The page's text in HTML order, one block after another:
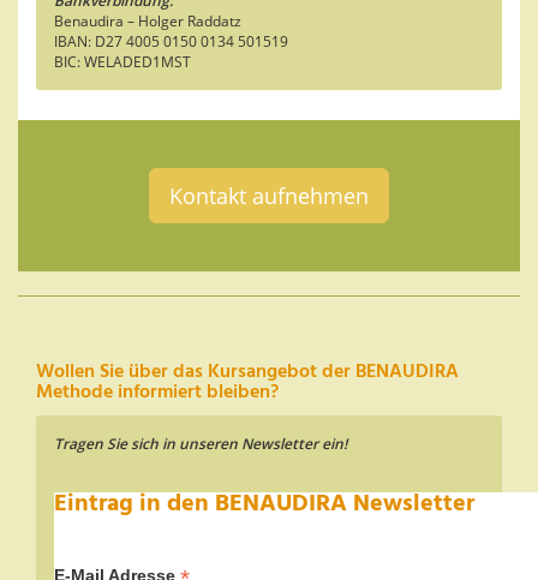
Benaudira – Holger Raddatz
IBAN: D27 4005 0150 0134 501519
BIC: WELADED1MST
Kontakt aufnehmen
Wollen Sie über das Kursangebot der BENAUDIRA
Methode informiert bleiben?
Tragen Sie sich in unseren Newsletter ein!
Eintrag in den BENAUDIRA Newsletter
E-Mail Adresse